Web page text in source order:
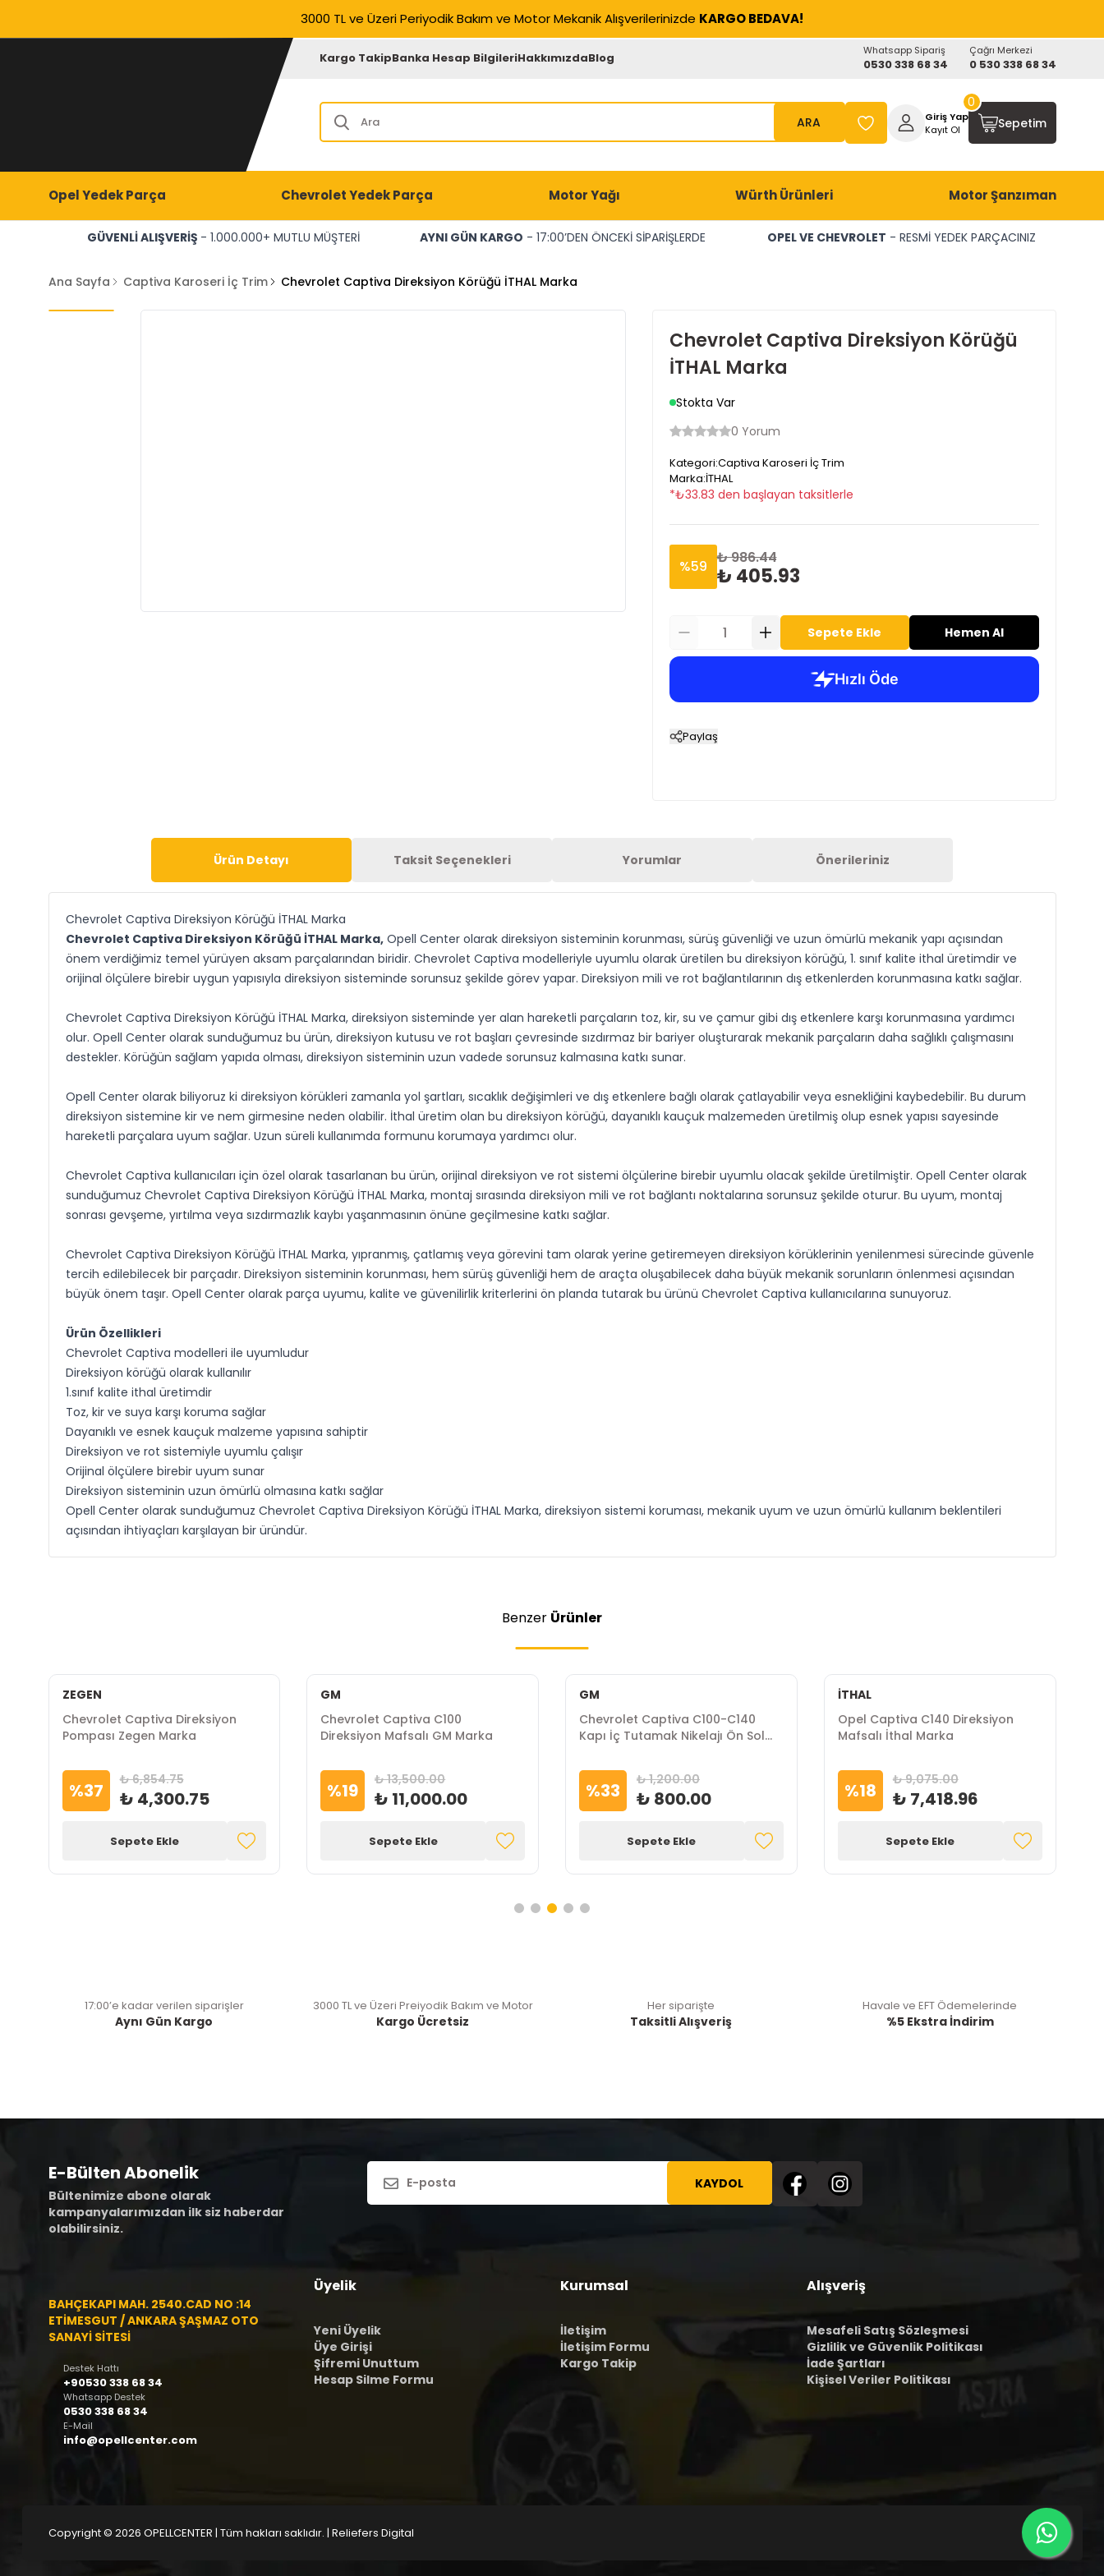
3000 TL ve Üzeri Periyodik Bakım ve Motor Mekanik Alışverilerinizde KARGO BEDAVA!
Kargo TakipBanka Hesap BilgileriHakkımızdaBlog Whatsapp Sipariş
0530 338 68 34
Çağrı Merkezi
0 530 338 68 34
ARA
Giriş Yap
Kayıt Ol
Sepetim
0
Opel Yedek Parça Chevrolet Yedek Parça Motor Yağı Würth Ürünleri Motor Şanzıman
GÜVENLİ ALIŞVERİŞ - 1.000.000+ MUTLU MÜŞTERİ AYNI GÜN KARGO - 17:00’DEN ÖNCEKİ SİPARİŞLERDE OPEL VE CHEVROLET - RESMİ YEDEK PARÇACINIZ
Ana Sayfa Captiva Karoseri İç Trim Chevrolet Captiva Direksiyon Körüğü İTHAL Marka
Chevrolet Captiva Direksiyon Körüğü
İTHAL Marka
Stokta Var
0 Yorum
Kategori:Captiva Karoseri İç Trim
Marka:İTHAL
*₺33.83 den başlayan taksitlerle
%59 ₺ 986.44
₺ 405.93
Sepete Ekle Hemen Al
Paylaş
Ürün Detayı Taksit Seçenekleri Yorumlar Önerileriniz
Chevrolet Captiva Direksiyon Körüğü İTHAL Marka
Chevrolet Captiva Direksiyon Körüğü İTHAL Marka,Opell Center olarak direksiyon sisteminin korunması, sürüş güvenliği ve uzun ömürlü mekanik yapı açısından
önem verdiğimiz temel yürüyen aksam parçalarından biridir. Chevrolet Captiva modelleriyle uyumlu olarak üretilen bu direksiyon körüğü, 1. sınıf kalite ithal üretimdir ve
orijinal ölçülere birebir uygun yapısıyla direksiyon sisteminde sorunsuz şekilde görev yapar. Direksiyon mili ve rot bağlantılarının dış etkenlerden korunmasına katkı sağlar.
Chevrolet Captiva Direksiyon Körüğü İTHAL Marka, direksiyon sisteminde yer alan hareketli parçaların toz, kir, su ve çamur gibi dış etkenlere karşı korunmasına yardımcı
olur. Opell Center olarak sunduğumuz bu ürün, direksiyon kutusu ve rot başları çevresinde sızdırmaz bir bariyer oluşturarak mekanik parçaların daha sağlıklı çalışmasını
destekler. Körüğün sağlam yapıda olması, direksiyon sisteminin uzun vadede sorunsuz kalmasına katkı sunar.
Opell Center olarak biliyoruz ki direksiyon körükleri zamanla yol şartları, sıcaklık değişimleri ve dış etkenlere bağlı olarak çatlayabilir veya esnekliğini kaybedebilir. Bu durum
direksiyon sistemine kir ve nem girmesine neden olabilir. İthal üretim olan bu direksiyon körüğü, dayanıklı kauçuk malzemeden üretilmiş olup esnek yapısı sayesinde
hareketli parçalara uyum sağlar. Uzun süreli kullanımda formunu korumaya yardımcı olur.
Chevrolet Captiva kullanıcıları için özel olarak tasarlanan bu ürün, orijinal direksiyon ve rot sistemi ölçülerine birebir uyumlu olacak şekilde üretilmiştir. Opell Center olarak
sunduğumuz Chevrolet Captiva Direksiyon Körüğü İTHAL Marka, montaj sırasında direksiyon mili ve rot bağlantı noktalarına sorunsuz şekilde oturur. Bu uyum, montaj
sonrası gevşeme, yırtılma veya sızdırmazlık kaybı yaşanmasının önüne geçilmesine katkı sağlar.
Chevrolet Captiva Direksiyon Körüğü İTHAL Marka, yıpranmış, çatlamış veya görevini tam olarak yerine getiremeyen direksiyon körüklerinin yenilenmesi sürecinde güvenle
tercih edilebilecek bir parçadır. Direksiyon sisteminin korunması, hem sürüş güvenliği hem de araçta oluşabilecek daha büyük mekanik sorunların önlenmesi açısından
büyük önem taşır. Opell Center olarak parça uyumu, kalite ve güvenilirlik kriterlerini ön planda tutarak bu ürünü Chevrolet Captiva kullanıcılarına sunuyoruz.
Ürün Özellikleri
Chevrolet Captiva modelleri ile uyumludur
Direksiyon körüğü olarak kullanılır
1.sınıf kalite ithal üretimdir
Toz, kir ve suya karşı koruma sağlar
Dayanıklı ve esnek kauçuk malzeme yapısına sahiptir
Direksiyon ve rot sistemiyle uyumlu çalışır
Orijinal ölçülere birebir uyum sunar
Direksiyon sisteminin uzun ömürlü olmasına katkı sağlar
Opell Center olarak sunduğumuz Chevrolet Captiva Direksiyon Körüğü İTHAL Marka, direksiyon sistemi koruması, mekanik uyum ve uzun ömürlü kullanım beklentileri
açısından ihtiyaçları karşılayan bir üründür.
Benzer Ürünler
ZEGEN
Chevrolet Captiva Direksiyon
Pompası Zegen Marka
%37 ₺ 6,854.75
₺ 4,300.75
Sepete Ekle
GM
Chevrolet Captiva C100
Direksiyon Mafsalı GM Marka
%19 ₺ 13,500.00
₺ 11,000.00
Sepete Ekle
GM
Chevrolet Captiva C100-C140
Kapı İç Tutamak Nikelajı Ön Sol
%33 ₺ 1,200.00
₺ 800.00
Sepete Ekle
İTHAL
Opel Captiva C140 Direksiyon
Mafsalı İthal Marka
%18 ₺ 9,075.00
₺ 7,418.96
Sepete Ekle
17:00’e kadar verilen siparişler
Aynı Gün Kargo
3000 TL ve Üzeri Preiyodik Bakım ve Motor
Kargo Ücretsiz
Her siparişte
Taksitli Alışveriş
Havale ve EFT Ödemelerinde
%5 Ekstra İndirim
E-Bülten Abonelik
Bültenimize abone olarak
kampanyalarımızdan ilk siz haberdar
olabilirsiniz.
KAYDOL
BAHÇEKAPI MAH. 2540.CAD NO :14
ETİMESGUT / ANKARA ŞAŞMAZ OTO
SANAYİ SİTESİ
Destek Hattı
+90530 338 68 34
Whatsapp Destek
0530 338 68 34
E-Mail
info@opellcenter.com
Üyelik
Yeni Üyelik
Üye Girişi
Şifremi Unuttum
Hesap Silme Formu
Kurumsal
İletişim
İletişim Formu
Kargo Takip
Alışveriş
Mesafeli Satış Sözleşmesi
Gizlilik ve Güvenlik Politikası
İade Şartları
Kişisel Veriler Politikası
Copyright © 2026 OPELLCENTER | Tüm hakları saklıdır. | Reliefers Digital